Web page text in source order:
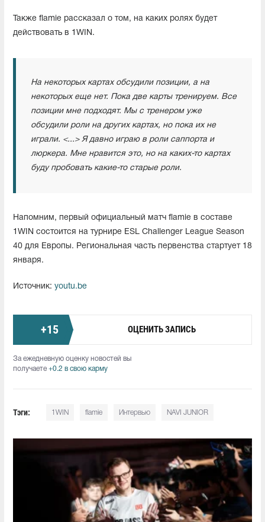
Также flamie рассказал о том, на каких ролях будет
действовать в 1WIN.
На некоторых картах обсудили позиции, а на
некоторых еще нет. Пока две карты тренируем. Все
позиции мне подходят. Мы с тренером уже
обсудили роли на других картах, но пока их не
играли. <...> Я давно играю в роли саппорта и
люркера. Мне нравится это, но на каких-то картах
буду пробовать какие-то старые роли.
Напомним, первый официальный матч flamie в составе
1WIN состоится на турнире ESL Challenger League Season
40 для Европы. Региональная часть первенства стартует 18
января.
Источник: youtu.be
+15 ОЦЕНИТЬ ЗАПИСЬ
За ежедневную оценку новостей вы
получаете +0.2 в свою карму
Тэги: 1WIN flamie Интервью NAVI JUNIOR